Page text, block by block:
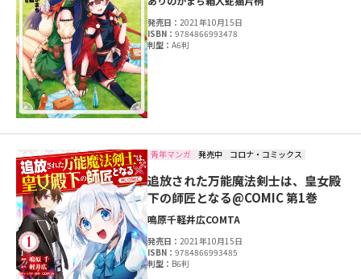
発売日：2021年10月15日
ISBN：9784866993478
判型：A6判
青年マンガ 発売中 コロナ・コミックス
追放された万能魔法剣士は、皇女殿
下の師匠となる@COMIC 第1巻
鳴原千軽井広COMTA
発売日：2021年10月15日
ISBN：9784866993485
判型： B6判